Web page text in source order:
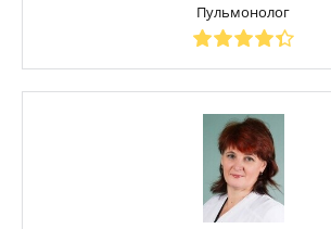
Пульмонолог